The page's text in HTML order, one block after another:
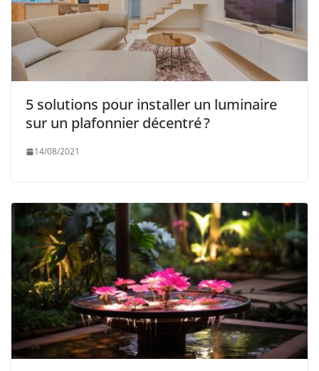
5 solutions pour installer un luminaire
sur un plafonnier décentré ?
14/08/2021